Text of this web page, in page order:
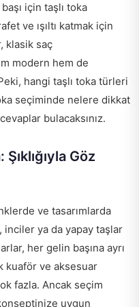
için taşlı toka
ve ışıltı katmak için
klasik saç
modern hem de
hangi taşlı toka türleri
seçiminde nelere dikkat
bulacaksınız.
Göz
ve tasarımlarda
ya da yapay taşlar
her gelin başına ayrı
kuaför ve aksesuar
fazla. Ancak seçim
uygun